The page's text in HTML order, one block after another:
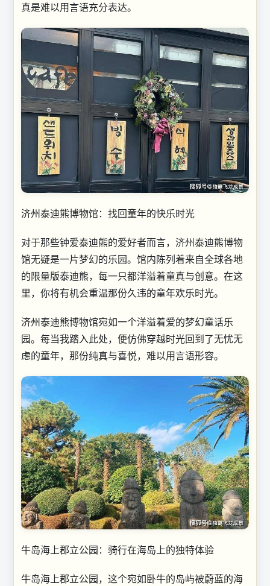
真是难以用言语充分表达。
济州泰迪熊博物馆：找回童年的快乐时光
对于那些钟爱泰迪熊的爱好者而言，济州泰迪熊博物
馆无疑是一片梦幻的乐园。馆内陈列着来自全球各地
的限量版泰迪熊，每一只都洋溢着童真与创意。在这
里，你将有机会重温那份久违的童年欢乐时光。
济州泰迪熊博物馆宛如一个洋溢着爱的梦幻童话乐
园。每当我踏入此处，便仿佛穿越时光回到了无忧无
虑的童年，那份纯真与喜悦，难以用言语形容。
牛岛海上郡立公园：骑行在海岛上的独特体验
牛岛海上郡立公园，这个宛如卧牛的岛屿被蔚蓝的海